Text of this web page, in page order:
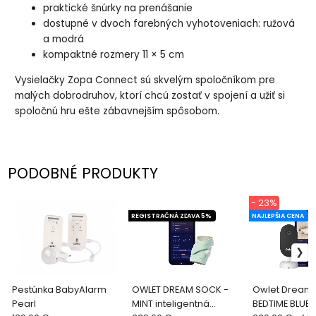
praktické šnúrky na prenášanie
dostupné v dvoch farebných vyhotoveniach: ružová
a modrá
kompaktné rozmery 11 × 5 cm
Vysielačky Zopa Connect sú skvelým spoločníkom pre
malých dobrodruhov, ktorí chcú zostať v spojení a užiť si
spoločnú hru ešte zábavnejším spôsobom.
PODOBNÉ PRODUKTY
Pestúnka BabyAlarm
Pearl
OWLET DREAM SOCK -
MINT inteligentná
REGISTRAČNÁ ZĽAVA 5%
Owlet Dream
BEDTIME
NAJLEPŠIA CENA
- 23%